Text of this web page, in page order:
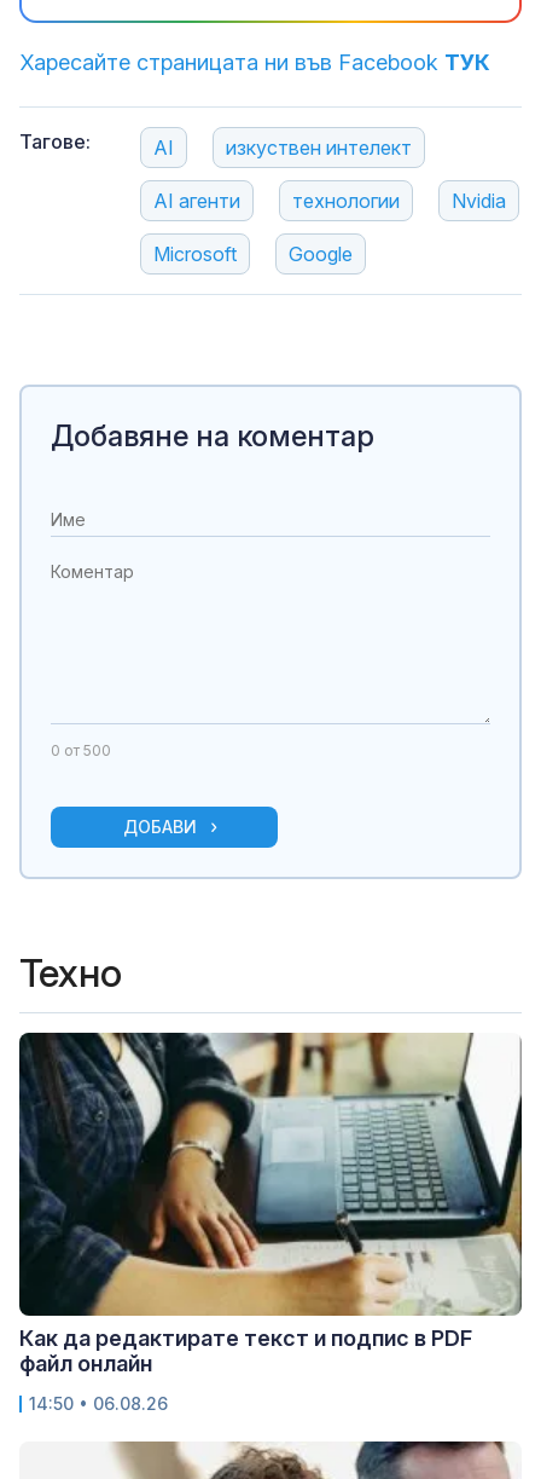
Харесайте страницата ни във Facebook ТУК
Тагове: AI изкуствен интелект
AI агенти технологии Nvidia
Microsoft Google
Добавяне на коментар
0 от 500
ДОБАВИ
Техно
Как да редактирате текст и подпис в PDF
файл онлайн
14:50 • 06.08.26